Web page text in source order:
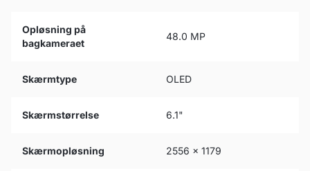
Opløsning på
bagkameraet
48.0 MP
Skærmtype OLED
Skærmstørrelse 6.1"
Skærmopløsning 2556 x 1179